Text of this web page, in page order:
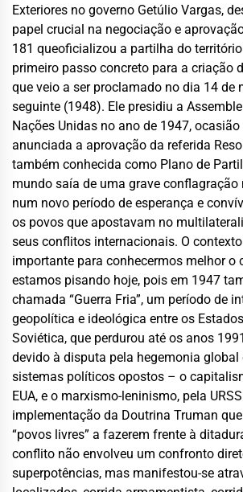
Exteriores no governo Getúlio Vargas,
papel crucial na negociação e
181 queoficializou a partilha do
primeiro passo concreto para a criação
que veio a ser proclamado no dia 14 de
seguinte (1948). Ele presidiu a
Nações Unidas no ano de 1947, ocasião
anunciada a aprovação da referida
também conhecida como Plano de
mundo saía de uma grave conflagração
num novo período de esperança e
os povos que apostavam no
seus conflitos internacionais. O
importante para conhecermos melhor o
estamos pisando hoje, pois em 1947
chamada “Guerra Fria”, um período de
geopolítica e ideológica entre os
Soviética, que perdurou até os anos
devido à disputa pela hegemonia global
sistemas políticos opostos – o
EUA, e o marxismo-leninismo, pela URSS
implementação da Doutrina Truman
“povos livres” a fazerem frente à
conflito não envolveu um confronto
superpotências, mas manifestou-se